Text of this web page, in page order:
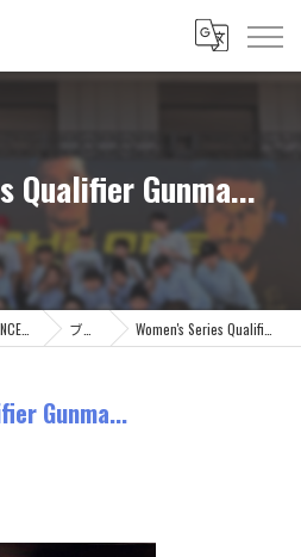
Qualifier Gunma...
ブログ Women's Series Qualifier Gunma...
Gunma...